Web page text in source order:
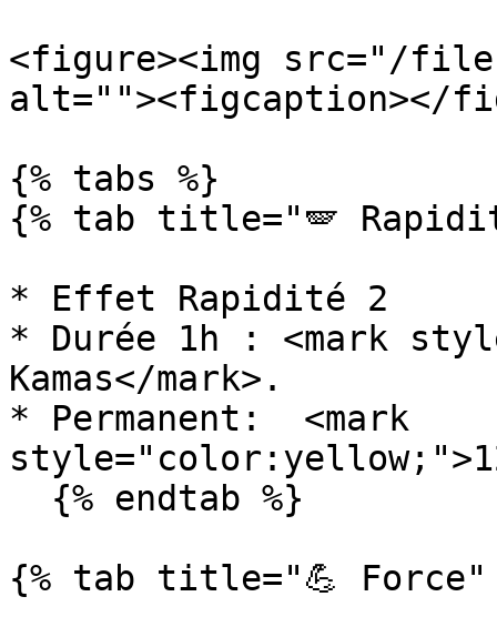
<figure><img src="/files/
alt=""><figcaption></
{% tabs %}
{% tab title="🪽
* Effet Rapidité 2
* Durée 1h : <mark
Kamas</mark>.
* Permanent:  <mark
{% tab title="💪 Force"